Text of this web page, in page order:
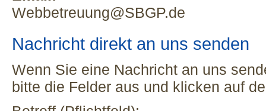
Webbetreuung@SBGP.de
Nachricht direkt an uns senden
Wenn Sie eine Nachricht an uns
bitte die Felder aus und klicken auf